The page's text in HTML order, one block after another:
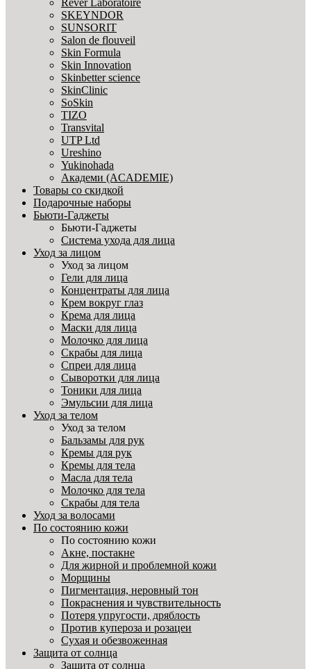
Rêver Laboratoire
SKEYNDOR
SUNSORIT
Salon de flouveil
Skin Formula
Skin Innovation
Skinbetter science
SkinСlinic
SoSkin
TIZO
Transvital
UTP Ltd
Ureshino
Yukinohada
Академи (ACADEMIE)
Товары со скидкой
Подарочные наборы
Бьюти-Гаджеты
Бьюти-Гаджеты
Система ухода для лица
Уход за лицом
Уход за лицом
Гели для лица
Концентраты для лица
Крем вокруг глаз
Крема для лица
Маски для лица
Молочко для лица
Скрабы для лица
Спреи для лица
Сыворотки для лица
Тоники для лица
Эмульсии для лица
Уход за телом
Уход за телом
Бальзамы для рук
Кремы для рук
Кремы для тела
Масла для тела
Молочко для тела
Скрабы для тела
Уход за волосами
По состоянию кожи
По состоянию кожи
Акне, постакне
Для жирной и проблемной кожи
Морщины
Пигментация, неровный тон
Покраснения и чувствительность
Потеря упругости, дряблость
Против купероза и розацеи
Сухая и обезвоженная
Защита от солнца
Защита от солнца